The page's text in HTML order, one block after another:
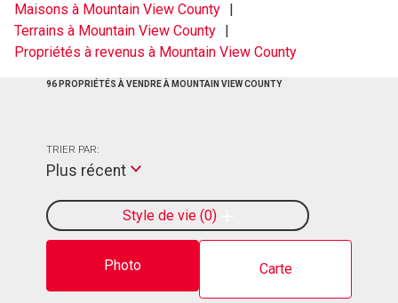
Maisons à Mountain View County
Terrains à Mountain View County
Propriétés à revenus à Mountain View County
96 PROPRIÉTÉS À VENDRE À MOUNTAIN VIEW COUNTY
Photo Carte
Style de vie 0
TRIER PAR:
Plus récent